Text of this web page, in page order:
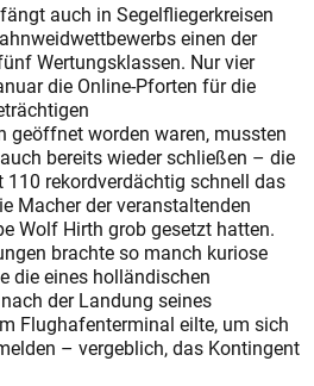
auch in Segelfliegerkreisen
einen der
Wertungsklassen. Nur vier
die Online-Pforten für die
geöffnet worden waren, mussten
bereits wieder schließen – die
rekordverdächtig schnell das
Macher der veranstaltenden
Wolf ­Hirth grob gesetzt hatten.
brachte so manch kuriose
die eines holländischen
der Landung seines
Flughafenterminal eilte, um sich
– vergeblich, das Kontingent